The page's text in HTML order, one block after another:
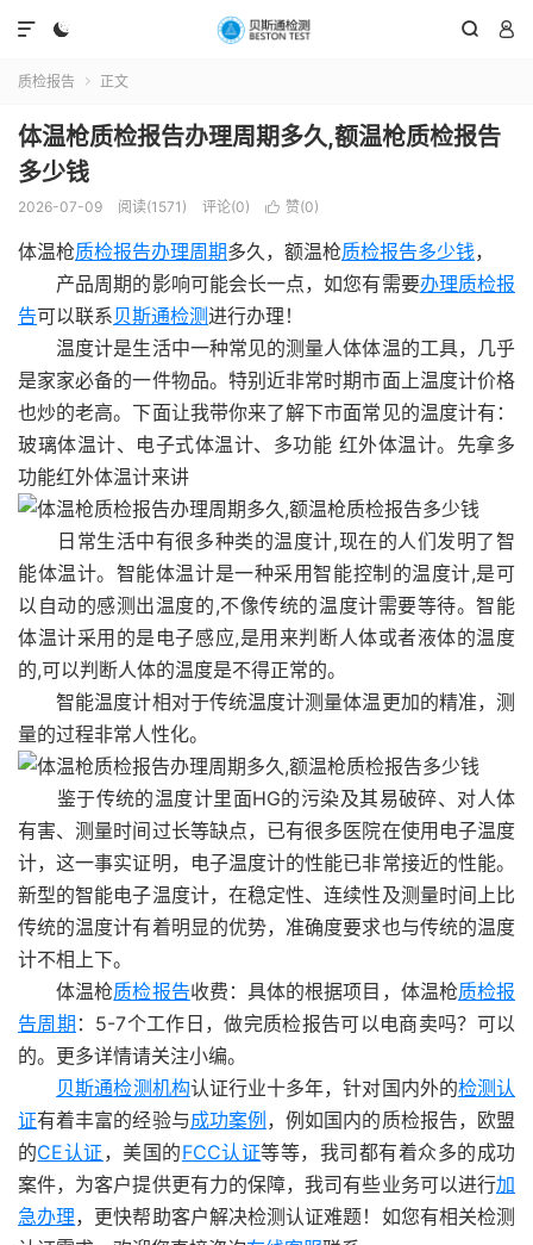
  

质检报告  正文
体温枪质检报告办理周期多久,额温枪质检报告
多少钱
2026-07-09 阅读(1571) 评论(0)  赞(0)
体温枪质检报告办理周期多久，额温枪质检报告多少钱，
产品周期的影响可能会长一点，如您有需要办理质检报
告可以联系贝斯通检测进行办理！
温度计是生活中一种常见的测量人体体温的工具，几乎
是家家必备的一件物品。特别近非常时期市面上温度计价格
也炒的老高。下面让我带你来了解下市面常见的温度计有：
玻璃体温计、电子式体温计、多功能 红外体温计。先拿多
功能红外体温计来讲
日常生活中有很多种类的温度计,现在的人们发明了智
能体温计。智能体温计是一种采用智能控制的温度计,是可
以自动的感测出温度的,不像传统的温度计需要等待。智能
体温计采用的是电子感应,是用来判断人体或者液体的温度
的,可以判断人体的温度是不得正常的。
智能温度计相对于传统温度计测量体温更加的精准，测
量的过程非常人性化。
鉴于传统的温度计里面HG的污染及其易破碎、对人体
有害、测量时间过长等缺点，已有很多医院在使用电子温度
计，这一事实证明，电子温度计的性能已非常接近的性能。
新型的智能电子温度计，在稳定性、连续性及测量时间上比
传统的温度计有着明显的优势，准确度要求也与传统的温度
计不相上下。
体温枪质检报告收费：具体的根据项目，体温枪质检报
告周期 ：5-7个工作日，做完质检报告可以电商卖吗？可以
的。更多详情请关注小编。
贝斯通检测机构认证行业十多年，针对国内外的检测认
证有着丰富的经验与成功案例 ，例如国内的质检报告，欧盟
的CE认证 ，美国的FCC认证等等，我司都有着众多的成功
案件，为客户提供更有力的保障，我司有些业务可以进行加
急办理，更快帮助客户解决检测认证难题！如您有相关检测